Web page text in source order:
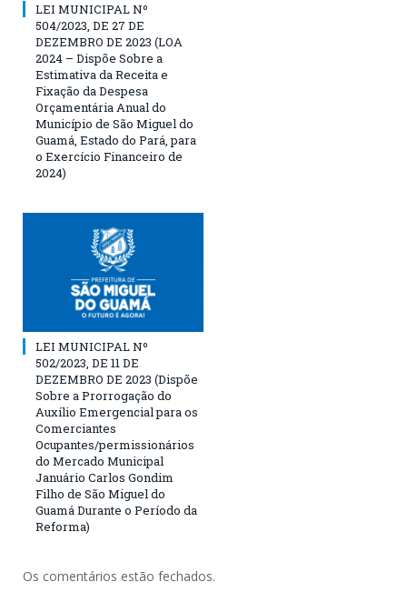
LEI MUNICIPAL Nº
504/2023, DE 27 DE
DEZEMBRO DE 2023 (LOA
2024 – Dispõe Sobre a
Estimativa da Receita e
Fixação da Despesa
Orçamentária Anual do
Município de São Miguel do
Guamá, Estado do Pará, para
o Exercício Financeiro de
2024)
LEI MUNICIPAL Nº
502/2023, DE 11 DE
DEZEMBRO DE 2023 (Dispõe
Sobre a Prorrogação do
Auxílio Emergencial para os
Comerciantes
Ocupantes/permissionários
do Mercado Municipal
Januário Carlos Gondim
Filho de São Miguel do
Guamá Durante o Período da
Reforma)
Os comentários estão fechados.